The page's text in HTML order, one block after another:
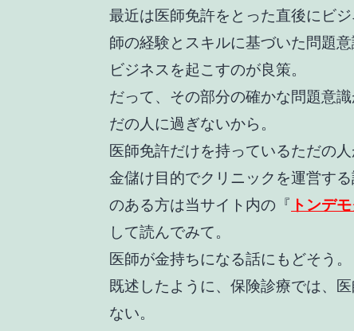
最近は医師免許をとった直後にビ
師の経験とスキルに基づいた問題
ビジネスを起こすのが良策。
だって、その部分の確かな問題意
だの人に過ぎないから。
医師免許だけを持っているただの
金儲け目的でクリニックを運営す
のある方は当サイト内の『 トンデ
して読んでみて。
医師が金持ちになる話にもどそう。
既述したように、保険診療では、
ない。